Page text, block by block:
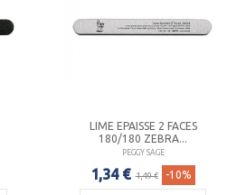
LIME EPAISSE 2 FACES
180/180 ZEBRA...
PEGGY SAGE
1,34 € 1,49 € -10%